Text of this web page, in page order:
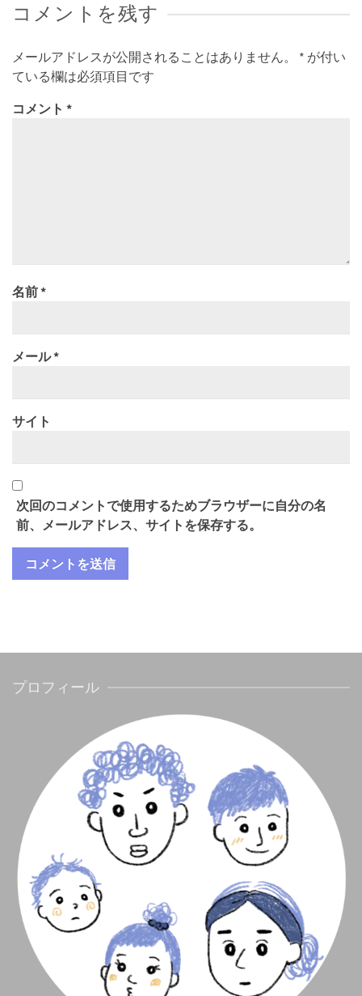
コメントを残す
メールアドレスが公開されることはありません。 * が付い
ている欄は必須項目です
コメント *
名前*
メール*
サイト
次回のコメントで使用するためブラウザーに自分の名
前、メールアドレス、サイトを保存する。
プロフィール